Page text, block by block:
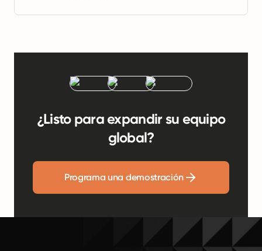
¿Listo para expandir su equipo
global?
Programa una demostración